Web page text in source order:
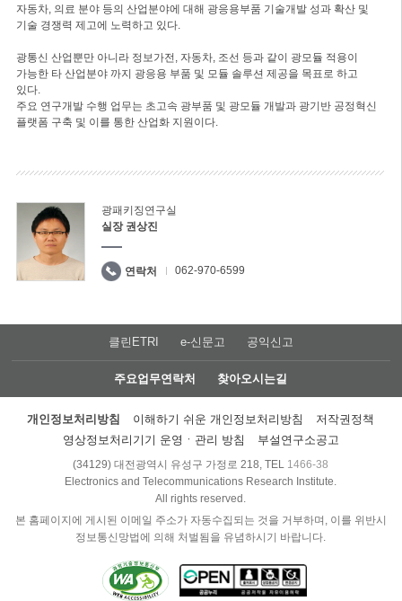
자동차, 의료 분야 등의 산업분야에 대해 광응용부품 기술개발 성과 확산 및
기술 경쟁력 제고에 노력하고 있다.
광통신 산업뿐만 아니라 정보가전, 자동차, 조선 등과 같이 광모듈 적용이
가능한 타 산업분야 까지 광응용 부품 및 모듈 솔루션 제공을 목표로 하고
있다.
주요 연구개발 수행 업무는 초고속 광부품 및 광모듈 개발과 광기반 공정혁신
플랫폼 구축 및 이를 통한 산업화 지원이다.
광패키징연구실
실장 권상진
연락처 062-970-6599
클린ETRI e-신문고 공익신고
주요업무연락처 찾아오시는길
개인정보처리방침 이해하기 쉬운 개인정보처리방침
저작권정책
영상정보처리기기 운영ㆍ관리 방침
부설연구소공고
(34129) 대전광역시 유성구 가정로 218, TEL 1466-38
Electronics and Telecommunications Research Institute.
All rights reserved.
본 홈페이지에 게시된 이메일 주소가 자동수집되는 것을 거부하며, 이를 위반시
정보통신망법에 의해 처벌됨을 유념하시기 바랍니다.